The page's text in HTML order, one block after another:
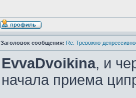
Заголовок сообщения: Re: Тревожно-
EvvaDvoikina, и
начала приема